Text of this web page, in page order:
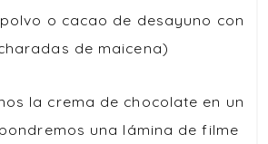
o cacao de desayuno con
de maicena)
la crema de chocolate en un
una lámina de filme